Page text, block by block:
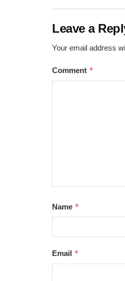
Leave a
Your email address
Comment *
Name *
Email *